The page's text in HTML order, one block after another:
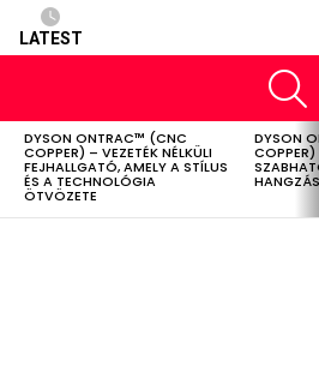
LATEST
DYSON ONTRAC™ (CNC
COPPER) – VEZETÉK NÉLKÜLI
FEJHALLGATÓ, AMELY A STÍLUS
ÉS A TECHNOLÓGIA
ÖTVÖZETE
DYSON
COPPER)